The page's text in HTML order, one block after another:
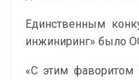
Единственным
инжиниринг» было
«С этим фаворитом